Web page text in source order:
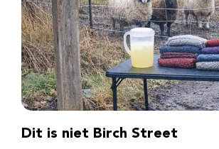
Dit is niet Birch Street